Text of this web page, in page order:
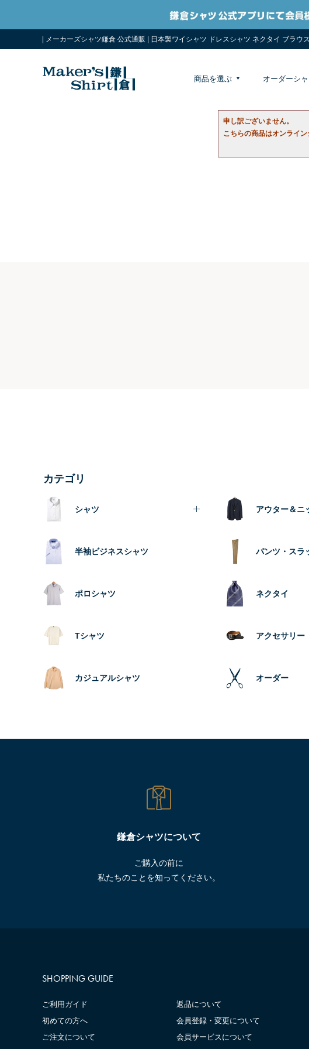
| メーカーズシャツ鎌倉 公式通販 | 日本製ワイシャツ ドレスシャツ ネクタイ ブラウス
商品を選ぶ オーダーシ
申し訳ございません。
こちらの商品はオンライン
カテゴリ
シャツ
半袖ビジネスシャツ
ポロシャツ
Tシャツ
カジュアルシャツ
アウター＆ニ
パンツ・スラ
ネクタイ
アクセサリー
オーダー
鎌倉シャツについて
ご購入の前に
私たちのことを知ってください。
SHOPPING GUIDE
ご利用ガイド
初めての方へ
ご注文について
返品について
会員登録・変更について
会員サービスについて